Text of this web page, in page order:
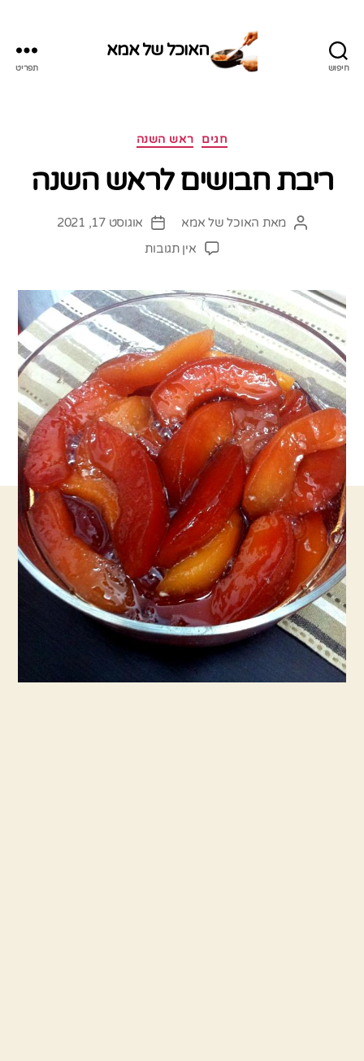
חיפוש
האוכל של אמא
תפריט
קטגוריות חגים ראש השנה
ריבת חבושים לראש השנה
המחבר
מאת האוכל של אמא
תאריךאוגוסט 17, 2021
אין תגובותעל
לראש
השנה